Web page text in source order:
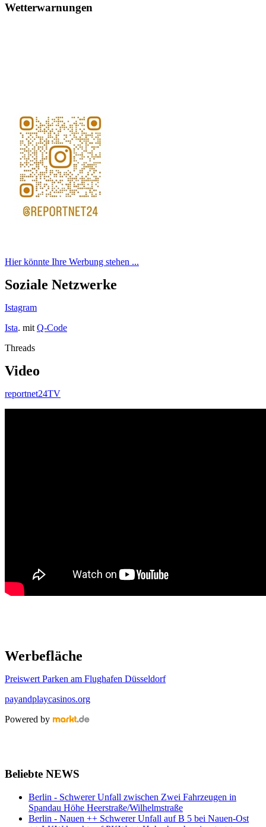
Wetterwarnungen
Hier könnte Ihre Werbung stehen ...
Soziale Netzwerke
Istagram
Ista. mit Q-Code
Threads
Video
reportnet24TV
Werbefläche
Preiswert Parken am Flughafen Düsseldorf
payandplaycasinos.org
Powered by
Beliebte NEWS
Berlin - Schwerer Unfall zwischen Zwei Fahrzeugen in
Spandau Höhe Heerstraße/Wilhelmstraße
Berlin - Nauen ++ Schwerer Unfall auf B 5 bei Nauen-Ost